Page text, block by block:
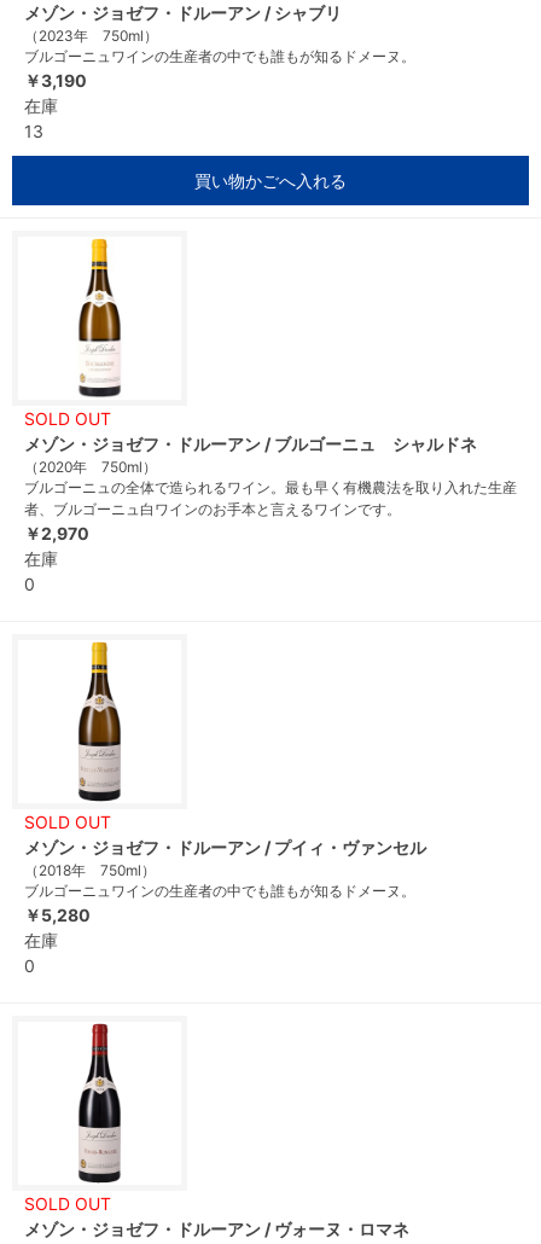
メゾン・ジョゼフ・ドルーアン / シャブリ
（2023年 750ml）
ブルゴーニュワインの生産者の中でも誰もが知るドメーヌ。
￥3,190
在庫
13
買い物かごへ入れる
SOLD OUT
メゾン・ジョゼフ・ドルーアン / ブルゴーニュ シャルドネ
（2020年 750ml）
ブルゴーニュの全体で造られるワイン。最も早く有機農法を取り入れた生産
者、ブルゴーニュ白ワインのお手本と言えるワインです。
￥2,970
在庫
0
SOLD OUT
メゾン・ジョゼフ・ドルーアン / プイィ・ヴァンセル
（2018年 750ml）
ブルゴーニュワインの生産者の中でも誰もが知るドメーヌ。
￥5,280
在庫
0
SOLD OUT
メゾン・ジョゼフ・ドルーアン / ヴォーヌ・ロマネ